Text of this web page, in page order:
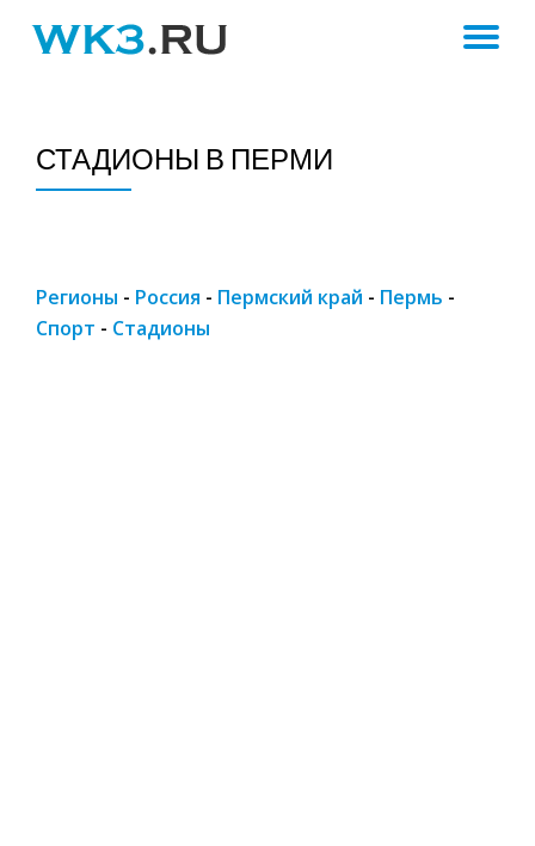
СТАДИОНЫ В ПЕРМИ
Регионы - Россия - Пермский край - Пермь -
Спорт - Стадионы